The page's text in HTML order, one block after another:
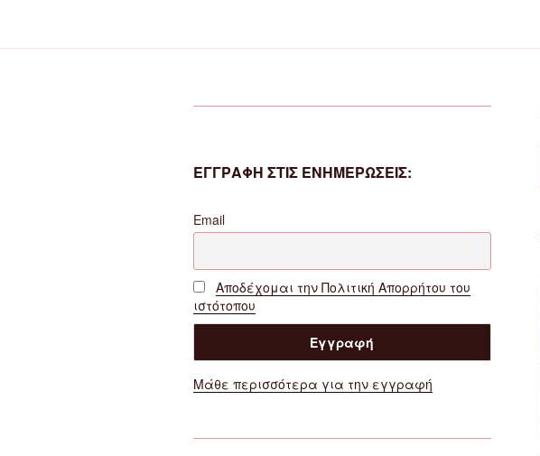
ΕΓΓΡΑΦΗ ΣΤΙΣ ΕΝΗΜΕΡΩΣΕΙΣ:
Email
Αποδέχομαι την Πολιτική Απορρήτου του
ιστότοπου
Μάθε περισσότερα για την εγγραφή